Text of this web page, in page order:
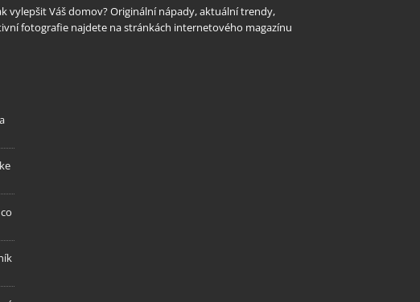
vylepšit Váš domov? Originální nápady, aktuální trendy,
fotografie najdete na stránkách internetového magazínu